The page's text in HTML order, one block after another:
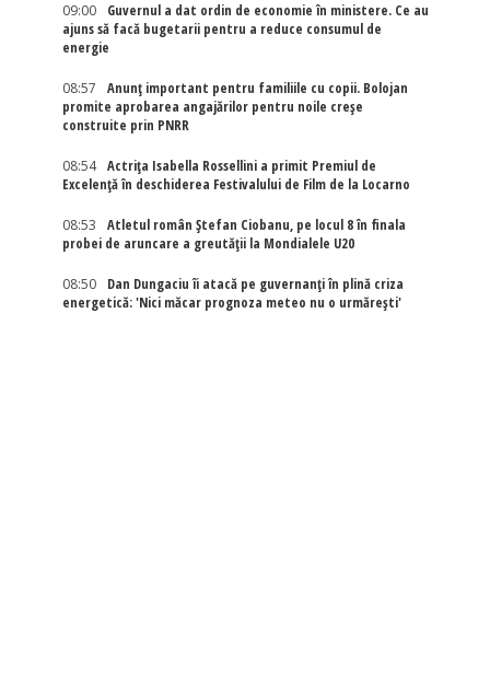
09:00
Guvernul a dat ordin de economie în ministere. Ce au
ajuns să facă bugetarii pentru a reduce consumul de
energie
08:57
Anunț important pentru familiile cu copii. Bolojan
promite aprobarea angajărilor pentru noile creșe
construite prin PNRR
08:54
Actriţa Isabella Rossellini a primit Premiul de
Excelenţă în deschiderea Festivalului de Film de la Locarno
08:53
Atletul român Ștefan Ciobanu, pe locul 8 în finala
probei de aruncare a greutății la Mondialele U20
08:50
Dan Dungaciu îi atacă pe guvernanți în plină criza
energetică: 'Nici măcar prognoza meteo nu o urmărești'